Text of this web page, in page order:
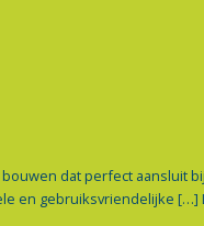
dat perfect aansluit
en gebruiksvriendelijke […]